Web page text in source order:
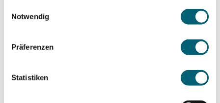
Notwendig
Präferenzen
Statistiken
Thannerstrasse 47
4054 Basel